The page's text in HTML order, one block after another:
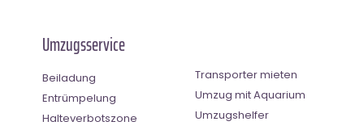
Umzugsservice
Beiladung
Entrümpelung
Halteverbotszone
Transporter mieten
Umzug mit Aquarium
Umzugshelfer